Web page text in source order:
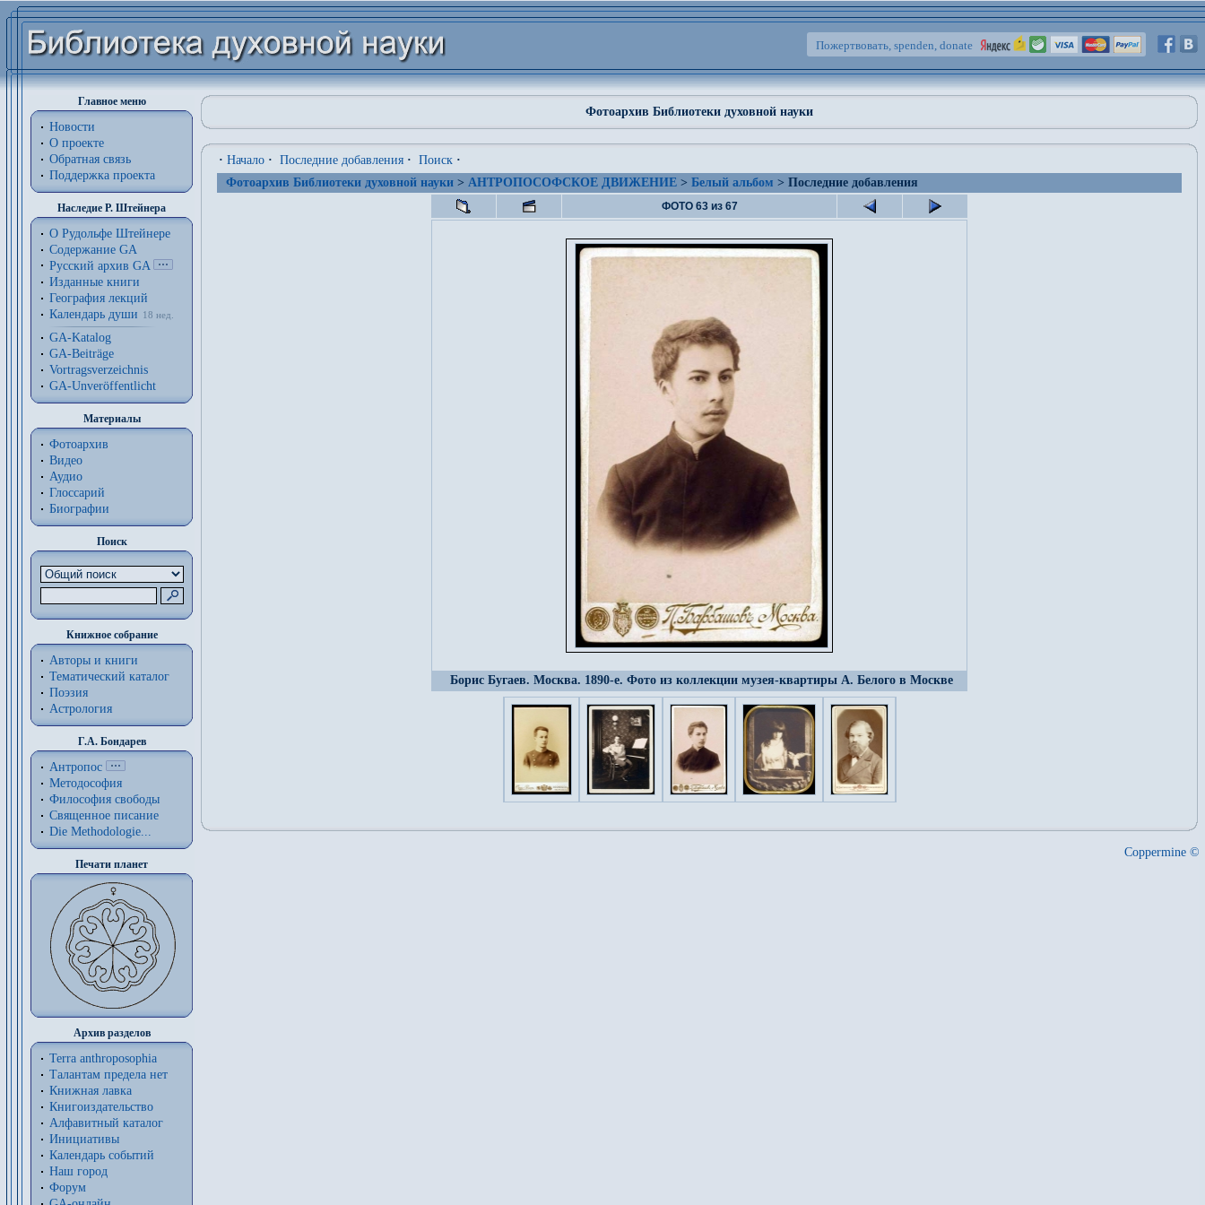
Пожертвовать, spenden, donate
Главное меню
Новости
О проекте
Обратная связь
Поддержка проекта
Наследие Р. Штейнера
О Рудольфе Штейнере
Содержание GA
Русский архив GA
Изданные книги
География лекций
Календарь души
18 нед.
GA-Katalog
GA-Beiträge
Vortragsverzeichnis
GA-Unveröffentlicht
Материалы
Фотоархив
Видео
Аудио
Глоссарий
Биографии
Поиск
Книжное собрание
Авторы и книги
Тематический каталог
Поэзия
Астрология
Г.А. Бондарев
Антропос
Методософия
Философия cвободы
Священное писание
Die Methodologie...
Печати планет
Архив разделов
Terra anthroposophia
Талантам предела нет
Книжная лавка
Книгоиздательство
Алфавитный каталог
Инициативы
Календарь событий
Наш город
Форум
Фотоархив Библиотеки духовной науки
· Начало · Последние добавления · Поиск ·
Фотоархив Библиотеки духовной науки > АНТРОПОСОФСКОЕ ДВИЖЕНИЕ > Белый альбом > Последние добавления
ФОТО 63 из 67
Борис Бугаев. Москва. 1890-е. Фото из коллекции музея-квартиры А. Белого в Москве
Coppermine ©